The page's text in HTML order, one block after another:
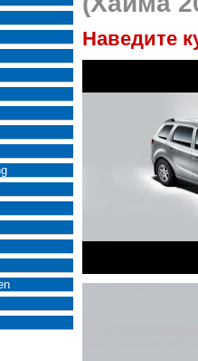
Наведите